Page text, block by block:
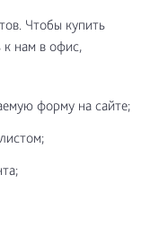
Чтобы купить
к нам в офис,
форму на сайте;